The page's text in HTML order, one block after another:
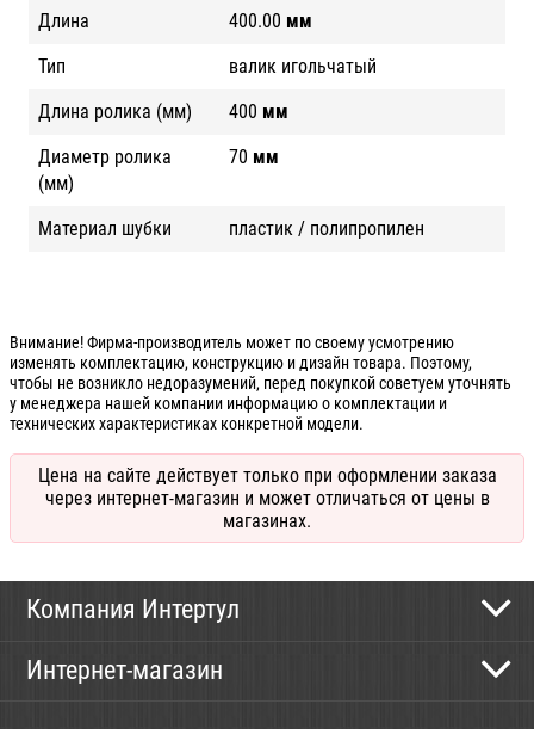
Длина
400.00 мм
Тип
валик игольчатый
Длина ролика (мм)
400 мм
Диаметр ролика
(мм)
70 мм
Материал шубки пластик / полипропилен
Внимание! Фирма-производитель может по своему усмотрению
изменять комплектацию, конструкцию и дизайн товара. Поэтому,
чтобы не возникло недоразумений, перед покупкой советуем уточнять
у менеджера нашей компании информацию о комплектации и
технических характеристиках конкретной модели.
Цена на сайте действует только при оформлении заказа
через интернет-магазин и может отличаться от цены в
магазинах.
Компания Интертул
Новости
Интернет-магазин